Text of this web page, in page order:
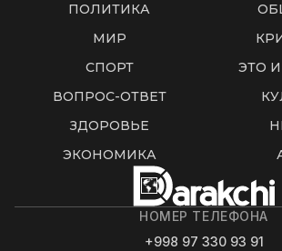
ПОЛИТИКА
МИР
СПОРТ
ЭТО
ВОПРОС-ОТВЕТ
ЗДОРОВЬЕ
ЭКОНОМИКА
НОМЕР ТЕЛЕФОНА
+998 97 330 93 91